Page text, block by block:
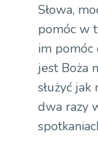
Słowa,
pomóc w
im pomóc
jest Boża
służyć
dwa razy